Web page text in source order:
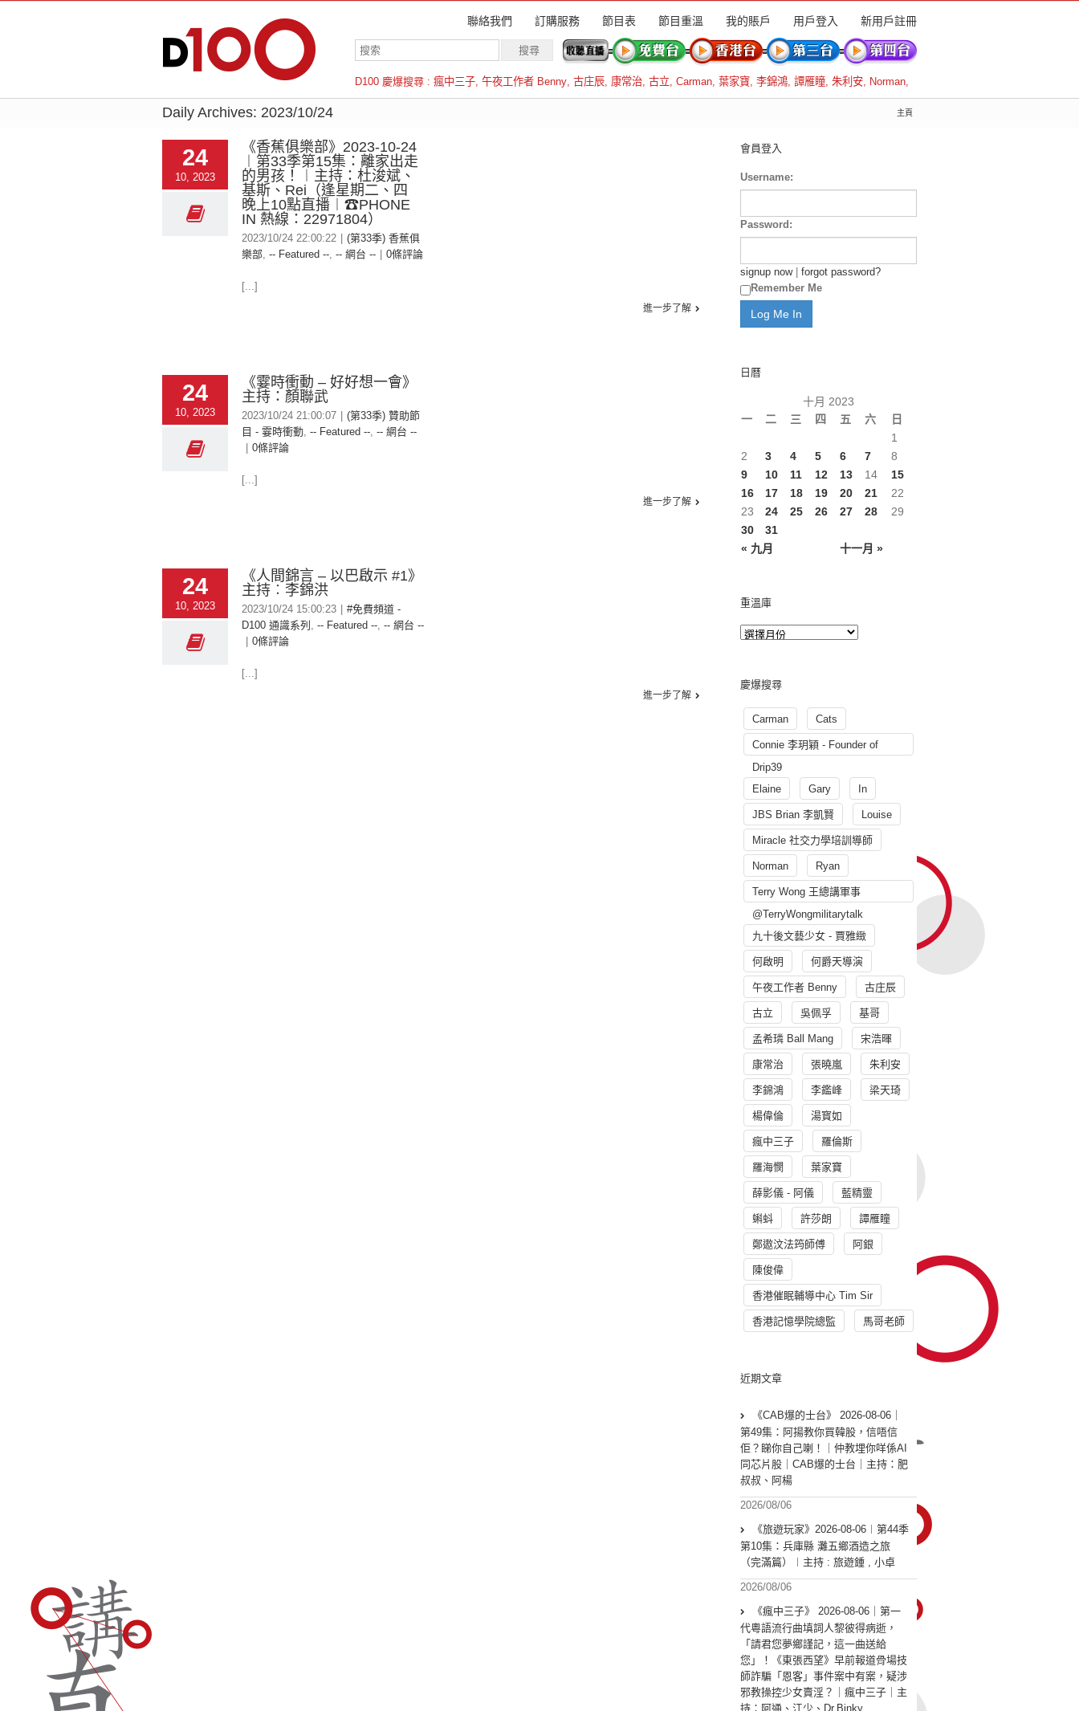
聯絡我們 訂購服務 節目表 節目重溫 我的賬戶 用戶登入 新用戶註冊
D100 慶爆搜尋 : 瘋中三子, 午夜工作者 Benny, 古庄辰, 康常治, 古立, Carman, 葉家寶, 李錦鴻, 譚雁瞳, 朱利安, Norman,
羅倫斯
Daily Archives: 2023/10/24 主頁
24
10, 2023
《香蕉俱樂部》2023-10-24
︱第33季第15集：離家出走
的男孩！︱主持：杜浚斌、
基斯、Rei（逢星期二、四
晚上10點直播︱☎PHONE
IN 熱線：22971804）
2023/10/24 22:00:22
(第33季) 香蕉俱
樂部, -- Featured --, -- 網台 -- 0條評論
[...]
進一步了解
24
10, 2023
《霎時衝動 – 好好想一會》
主持：顏聯武
2023/10/24 21:00:07
(第33季) 贊助節
目 - 霎時衝動, -- Featured --, -- 網台 --
0條評論
[...]
進一步了解
24
10, 2023
《人間錦言 – 以巴啟示 #1》
主持︰李錦洪
2023/10/24 15:00:23
#免費頻道 -
D100 通識系列 , -- Featured --, -- 網台 --
0條評論
[...]
進一步了解
會員登入
Username:
Password:
signup now| forgot password?
Remember Me
日曆
十月 2023
一
二 三 四 五 六 日
« 九月 十一月 »
1
2
3 4 5 6 7
8
9
10 11 12 13 14
15
16
17 18 19 20 21
22
23
24 25 26 27 28
29
30
31
重溫庫
慶爆搜尋
Carman Cats
Connie 李玥穎 - Founder of
Drip39
Elaine
Gary In
JBS Brian 李凱賢 Louise
Miracle 社交力學培訓導師
Norman Ryan
Terry Wong 王總講軍事
@TerryWongmilitarytalk
九十後文藝少女 - 賈雅緻
何啟明 何爵天導演
午夜工作者 Benny 古庄辰
古立 吳佩孚 基哥
孟希璘 Ball Mang 宋浩暉
康常治 張曉嵐 朱利安
李錦鴻 李鑑峰 梁天琦
楊偉倫 湯寳如
瘋中三子 羅倫斯
羅海憫 葉家寶
薛影儀 - 阿儀 藍精靈
蝌蚪 許莎朗 譚雁瞳
鄭遨汶法筠師傅 阿銀
陳俊偉
香港催眠輔導中心 Tim Sir
香港記憶學院總監 馬哥老師
近期文章
《CAB爆的士台》 2026-08-06｜
第49集：阿揚教你買韓股，信唔信
佢？睇你自己喇！｜仲教埋你咩係AI
同芯片股｜CAB爆的士台｜主持：肥
叔叔、阿楊
2026/08/06
《旅遊玩家》2026-08-06︱第44季
第10集：兵庫縣 灘五鄉酒造之旅
（完滿篇）︱主持 : 旅遊鍾 , 小卓
2026/08/06
《瘋中三子》 2026-08-06｜第一
代粵語流行曲填詞人黎彼得病逝，
「請君您夢鄉謹記，這一曲送給
您」！《東張西望》早前報道骨場技
師詐騙「恩客」事件案中有案，疑涉
邪教操控少女賣淫？｜瘋中三子｜主
持：阿通、江少、Dr.Binky